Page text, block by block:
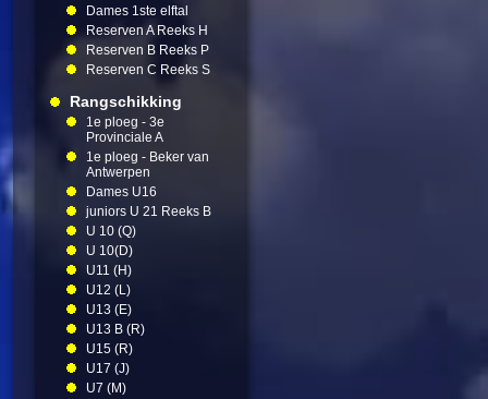
Dames 1ste elftal
Reserven A Reeks H
Reserven B Reeks P
Reserven C Reeks S
Rangschikking
1e ploeg - 3e
Provinciale A
1e ploeg - Beker van
Antwerpen
Dames U16
juniors U 21 Reeks B
U 10 (Q)
U 10(D)
U11 (H)
U12 (L)
U13 (E)
U13 B (R)
U15 (R)
U17 (J)
U7 (M)